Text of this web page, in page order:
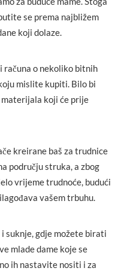
se prema najbližem
koji dolaze.
računa o nekoliko bitnih
mislite kupiti. Bilo bi
koji će prije
kreirane baš za trudnice
području struka, a zbog
vrijeme trudnoće, budući
vašem trbuhu.
suknje, gdje možete birati
mlade dame koje se
ih nastavite nositi i za